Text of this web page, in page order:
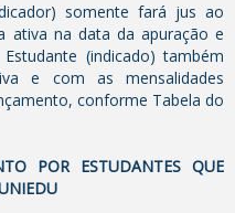
somente fará jus ao
ativa na data da apuração e
(indicado) também
e com as mensalidades
conforme Tabela do
POR ESTUDANTES QUE